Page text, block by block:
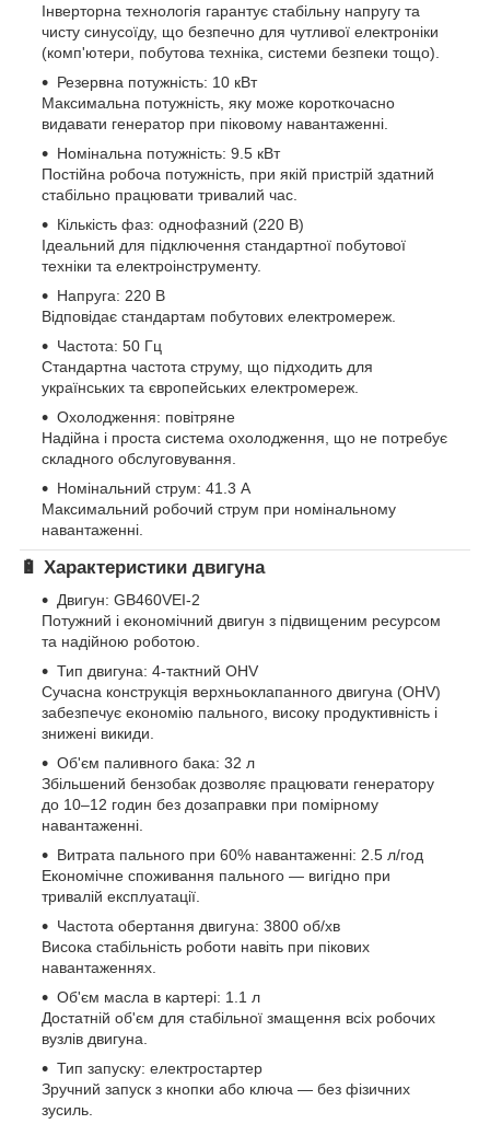
Інверторна технологія гарантує стабільну напругу та
чисту синусоїду, що безпечно для чутливої електроніки
(комп'ютери, побутова техніка, системи безпеки тощо).
Резервна потужність: 10 кВт
Максимальна потужність, яку може короткочасно
видавати генератор при піковому навантаженні.
Номінальна потужність: 9.5 кВт
Постійна робоча потужність, при якій пристрій здатний
стабільно працювати тривалий час.
Кількість фаз: однофазний (220 В)
Ідеальний для підключення стандартної побутової
техніки та електроінструменту.
Напруга: 220 В
Відповідає стандартам побутових електромереж.
Частота: 50 Гц
Стандартна частота струму, що підходить для
українських та європейських електромереж.
Охолодження: повітряне
Надійна і проста система охолодження, що не потребує
складного обслуговування.
Номінальний струм: 41.3 А
Максимальний робочий струм при номінальному
навантаженні.
🔋 Характеристики двигуна
Двигун: GB460VEI-2
Потужний і економічний двигун з підвищеним ресурсом
та надійною роботою.
Тип двигуна: 4-тактний OHV
Сучасна конструкція верхньоклапанного двигуна (OHV)
забезпечує економію пального, високу продуктивність і
знижені викиди.
Об'єм паливного бака: 32 л
Збільшений бензобак дозволяє працювати генератору
до 10–12 годин без дозаправки при помірному
навантаженні.
Витрата пального при 60% навантаженні: 2.5 л/год
Економічне споживання пального — вигідно при
тривалій експлуатації.
Частота обертання двигуна: 3800 об/хв
Висока стабільність роботи навіть при пікових
навантаженнях.
Об'єм масла в картері: 1.1 л
Достатній об'єм для стабільної змащення всіх робочих
вузлів двигуна.
Тип запуску: електростартер
Зручний запуск з кнопки або ключа — без фізичних
зусиль.